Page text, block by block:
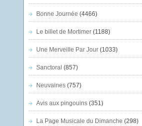
Bonne Journée (4466)
Le billet de Mortimer(1188)
Une Merveille Par Jour(1033)
Sanctoral (857)
Neuvaines(757)
Avis aux pingouins(351)
La Page Musicale du Dimanche (298)